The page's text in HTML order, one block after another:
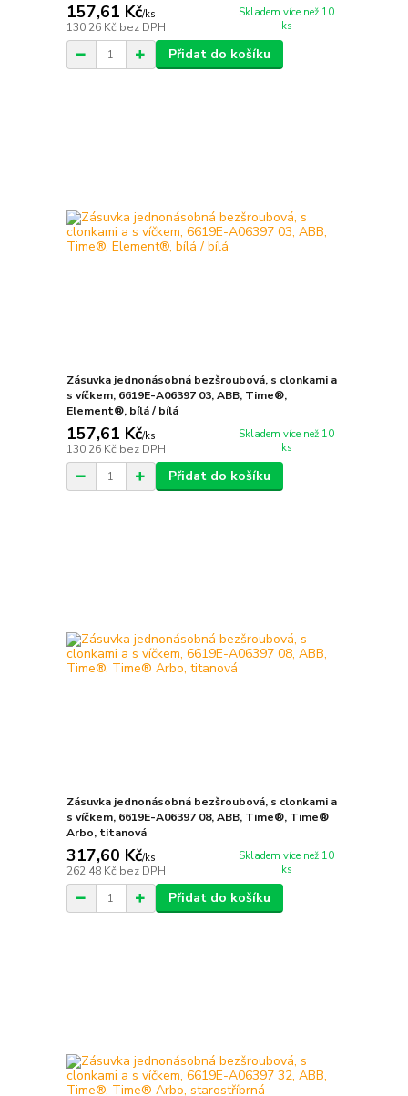
157,61 Kč/ks
130,26 Kč bez DPH
Skladem více než 10
ks
Přidat do košíku
Zásuvka jednonásobná bezšroubová, s clonkami a
s víčkem, 6619E-A06397 03, ABB, Time®,
Element®, bílá / bílá
157,61 Kč/ks
130,26 Kč bez DPH
Skladem více než 10
ks
Přidat do košíku
Zásuvka jednonásobná bezšroubová, s clonkami a
s víčkem, 6619E-A06397 08, ABB, Time®, Time®
Arbo, titanová
317,60 Kč/ks
262,48 Kč bez DPH
Skladem více než 10
ks
Přidat do košíku